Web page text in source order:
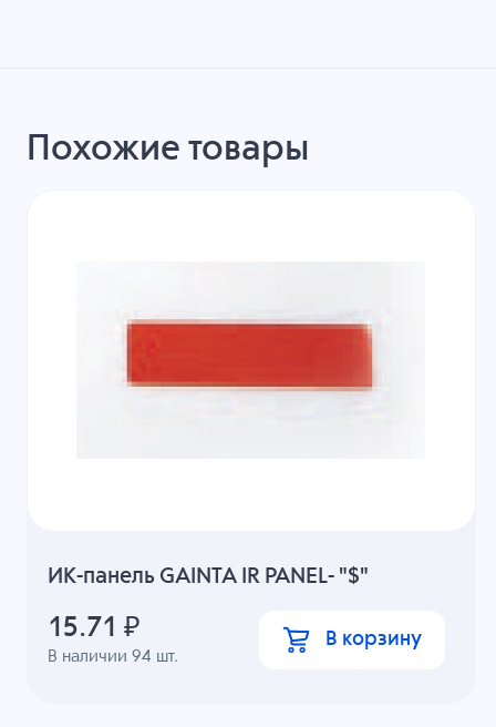
Похожие товары
ИК-панель GAINTA IR PANEL- "$"
В наличии94 шт.
15.71 ₽ В корзину